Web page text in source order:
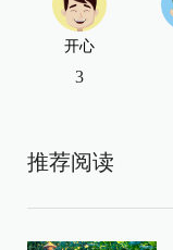
开心
3
推荐阅读